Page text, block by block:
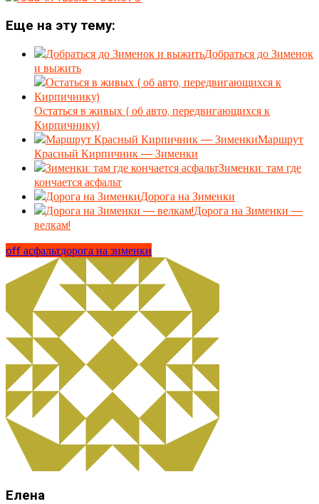
Еще на эту тему:
Добраться до Зименок
и выжить
Остаться в живых ( об авто, передвигающихся к
Кирпичнику)
Маршрут
Красный Кирпичник — Зименки
Зименки: там где
кончается асфальт
Дорога на Зименки
Дорога на Зименки —
велкам!
off асфальтдорога на зименки
Елена